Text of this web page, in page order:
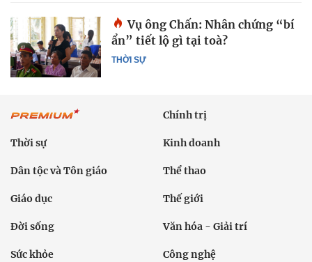
THỜI SỰ
Vụ ông Chấn: Nhân chứng “bí
ẩn” tiết lộ gì tại toà?
Chính trị
Thời sự Kinh doanh
Dân tộc và Tôn giáo Thể thao
Giáo dục Thế giới
Đời sống Văn hóa - Giải trí
Sức khỏe Công nghệ